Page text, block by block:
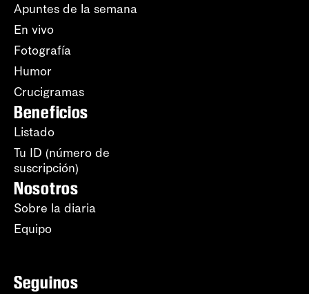
Apuntes de la semana
En vivo
Fotografía
Humor
Crucigramas
Beneficios
Listado
Tu ID (número de
suscripción)
Nosotros
Sobre la diaria
Equipo
Seguinos